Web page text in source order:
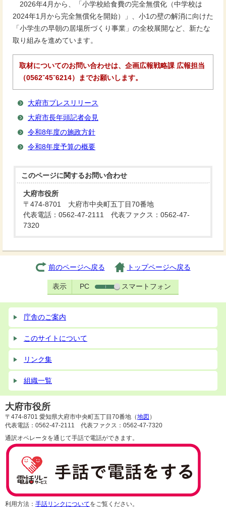
2026年4月から、「小学校給食費の完全無償化（中学校は
2024年1月から完全無償化を開始）」、小1の壁の解消に向けた
「小学生の早朝の居場所づくり事業」の全校展開など、新たな
取り組みを進めています。
取材についてのお問い合わせは、企画広報戦略課 広報担当
（0562⁻45⁻6214）までお願いします。
大府市プレスリリース
大府市長年頭記者会見
令和8年度の施政方針
令和8年度予算の概要
このページに関するお問い合わせ
大府市役所
〒474-8701 大府市中央町五丁目70番地
代表電話：0562-47-2111 代表ファクス：0562-47-
7320
前のページへ戻る トップページへ戻る
表示 PC スマートフォン
庁舎のご案内
このサイトについて
リンク集
組織一覧
大府市役所
〒474-8701 愛知県大府市中央町五丁目70番地（地図 ）
代表電話：0562-47-2111 代表ファクス：0562-47-7320
通訳オペレータを通じて手話で電話ができます。
利用方法： 手話リンクについてをご覧ください。